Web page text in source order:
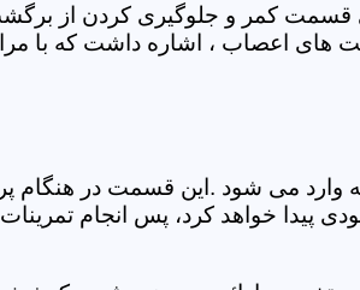
قسمت کمر و جلوگیری کردن از
های اعصاب ، اشاره داشت که با
می شود .این قسمت در هنگام
پیدا خواهد کرد، پس انجام